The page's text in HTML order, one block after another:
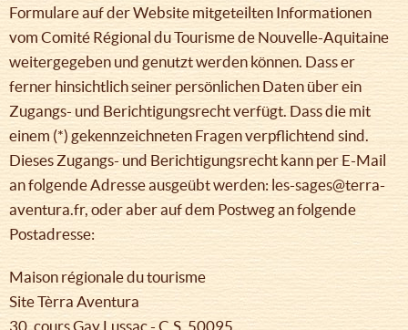
Formulare auf der Website mitgeteilten Informationen
vom Comité Régional du Tourisme de Nouvelle-Aquitaine
weitergegeben und genutzt werden können. Dass er
ferner hinsichtlich seiner persönlichen Daten über ein
Zugangs- und Berichtigungsrecht verfügt. Dass die mit
einem (*) gekennzeichneten Fragen verpflichtend sind.
Dieses Zugangs- und Berichtigungsrecht kann per E-Mail
an folgende Adresse ausgeübt werden: les-sages@terra-
aventura.fr, oder aber auf dem Postweg an folgende
Postadresse:
Maison régionale du tourisme
Site Tèrra Aventura
30, cours Gay Lussac - C.S. 50095